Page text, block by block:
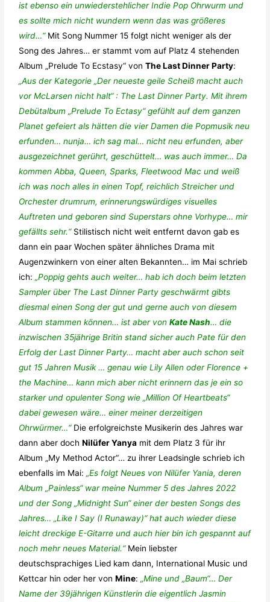
ist ebenso ein unwiederstehlicher Indie Pop Ohrwurm und
es sollte mich nicht wundern wenn das was größeres
wird…“Mit Song Nummer 15 folgt nicht weniger als der
Song des Jahres… er stammt vom auf Platz 4 stehenden
Album „Prelude To Ecstasy“ vonThe Last Dinner Party:
„Aus der Kategorie „Der neueste geile Scheiß macht auch
vor McLarsen nicht halt“ : The Last Dinner Party. Mit ihrem
Debütalbum „Prelude To Ectasy“ gefühlt auf dem ganzen
Planet gefeiert als hätten die vier Damen die Popmusik neu
erfunden… nunja… ich sag mal… nicht neu erfunden, aber
ausgezeichnet gerührt, geschüttelt… was auch immer… Da
kommen Abba, Queen, Sparks, Fleetwood Mac und weiß
ich was noch alles in einen Topf, reichlich Streicher und
Orchester drumrum, erinnerungswürdiges visuelles
Auftreten und geboren sind Superstars ohne Vorhype… mir
gefällts sehr.“ Stilistisch nicht weit entfernt davon gab es
dann ein paar Wochen später ähnliches Drama mit
Augenzwinkern von einer alten Bekannten… im Mai schrieb
ich:„Poppig gehts auch weiter… hab ich doch beim letzten
Sampler über The Last Dinner Party geschwärmt gibts
diesmal einen Song der gut und gerne auch von diesem
Album stammen können… ist aber vonKate Nash… die
inzwischen 35jährige Britin stand sicher auch Pate für den
Erfolg der Last Dinner Party… macht aber auch schon seit
gut 15 Jahren Musik … genau wie Lily Allen oder Florence +
the Machine… kann mich aber nicht erinnern das je ein so
starker und opulenter Song wie „Million Of Heartbeats“
dabei gewesen wäre… einer meiner derzeitigen
Ohrwürmer…“Die erfolgreichste Musikerin des Jahres war
dann aber dochNilüfer Yanya mit dem Platz 3 für ihr
Album „My Method Actor“… zu ihrer Leadsingle schrieb ich
ebenfalls im Mai:„Es folgt Neues von Nilüfer Yania, deren
Album „Painless“ war meine Nummer 5 des Jahres 2022
und der Song „Midnight Sun“ einer der besten Songs des
Jahres… „Like I Say (I Runaway)“ hat auch wieder diese
leicht dreckige E-Gitarre und auch hier bin ich gespannt auf
noch mehr neues Material.“Mein liebster
deutschsprachiges Lied kam dann, International Music und
Kettcar hin oder her vonMine:„Mine und „Baum“… Der
Name der 39jährigen Künstlerin die eigentlich Jasmin